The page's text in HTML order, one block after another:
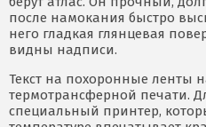
после намокания быстро
него гладкая глянцевая
видны надписи.
Текст на похоронные ленты
термотрансферной печати.
специальный принтер,